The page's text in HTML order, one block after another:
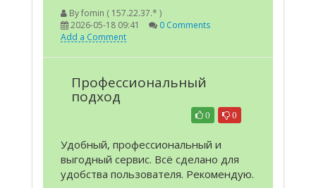
Byfomin ( 157.22.37.* )
2026-05-18 09:41
0 Comments
Add a Comment
Профессиональный
подход
0
0
Удобный, профессиональный и
выгодный сервис. Всё сделано для
удобства пользователя. Рекомендую.